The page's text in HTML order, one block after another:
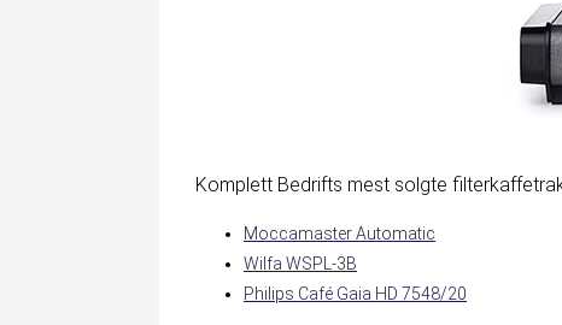
Komplett Bedrifts mest solgte
Moccamaster Automatic
Wilfa WSPL-3B
Philips Café Gaia HD 7548/20